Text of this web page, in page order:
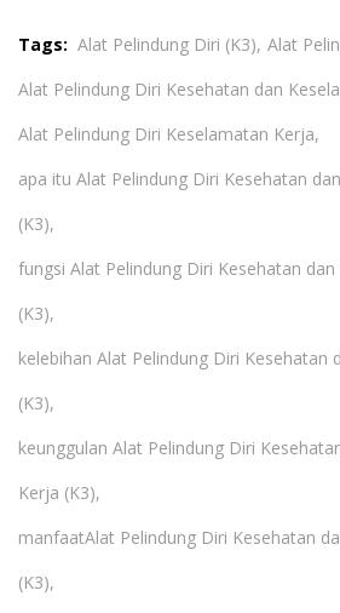
Tags: Alat Pelindung Diri (K3), Alat
Alat Pelindung Diri Kesehatan dan
Alat Pelindung Diri Keselamatan Kerja,
apa itu Alat Pelindung Diri Kesehatan
(K3),
fungsi Alat Pelindung Diri Kesehatan
(K3),
kelebihan Alat Pelindung Diri Kesehatan
(K3),
keunggulan Alat Pelindung Diri
Kerja (K3),
manfaatAlat Pelindung Diri Kesehatan
(K3),